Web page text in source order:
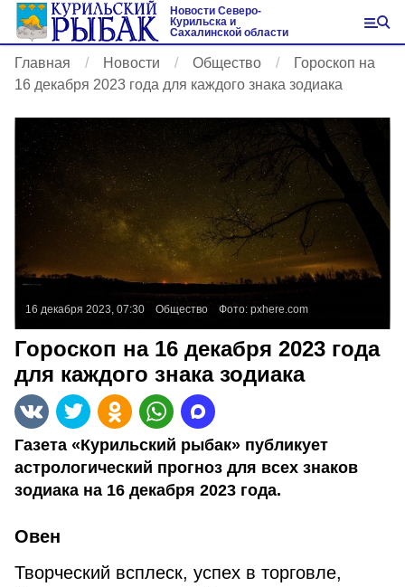
Новости Северо-
Курильска и
Сахалинской области
Главная Новости Общество
Гороскоп на
16 декабря 2023 года для каждого знака зодиака
16 декабря 2023, 07:30 Общество Фото: pxhere.com
Гороскоп на 16 декабря 2023 года
для каждого знака зодиака
Газета «Курильский рыбак» публикует
астрологический прогноз для всех знаков
зодиака на 16 декабря 2023 года.
Овен
Творческий всплеск, успех в торговле,